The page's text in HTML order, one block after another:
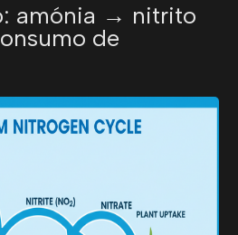
amónia → nitrito
de